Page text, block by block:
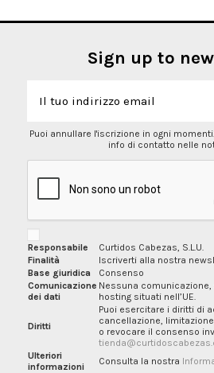
Sign up to
Puoi annullare l'iscrizione in ogni
info di contatto nelle
Responsabile
Curtidos Cabezas, S.L.U.
Finalità
Iscriverti alla nostra
Base giuridica
Consenso
Comunicazione
dei dati
Nessuna
hosting situati nell’UE.
Diritti
Puoi esercitare i diritti di
cancellazione,
o revocare il consenso
Ulteriori
informazioni
Consulta la nostra